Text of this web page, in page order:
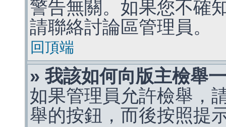
警告無關。如果您不確
請聯絡討論區管理員。
回頂端
» 我該如何向版主檢舉
如果管理員允許檢舉，
舉的按鈕，而後按照提